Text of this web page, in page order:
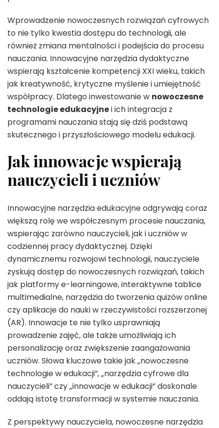
Wprowadzenie nowoczesnych rozwiązań cyfrowych
to nie tylko kwestia dostępu do technologii, ale
również zmiana mentalności i podejścia do procesu
nauczania. Innowacyjne narzędzia dydaktyczne
wspierają kształcenie kompetencji XXI wieku, takich
jak kreatywność, krytyczne myślenie i umiejętność
współpracy. Dlatego inwestowanie w nowoczesne
technologie edukacyjnei ich integracja z
programami nauczania stają się dziś podstawą
skutecznego i przyszłościowego modelu edukacji.
Jak innowacje wspierają
nauczycieli i uczniów
Innowacyjne narzędzia edukacyjne odgrywają coraz
większą rolę we współczesnym procesie nauczania,
wspierając zarówno nauczycieli, jak i uczniów w
codziennej pracy dydaktycznej. Dzięki
dynamicznemu rozwojowi technologii, nauczyciele
zyskują dostęp do nowoczesnych rozwiązań, takich
jak platformy e-learningowe, interaktywne tablice
multimedialne, narzędzia do tworzenia quizów online
czy aplikacje do nauki w rzeczywistości rozszerzonej
(AR). Innowacje te nie tylko usprawniają
prowadzenie zajęć, ale także umożliwiają ich
personalizację oraz zwiększenie zaangażowania
uczniów. Słowa kluczowe takie jak „nowoczesne
technologie w edukacji”, „narzędzia cyfrowe dla
nauczycieli” czy „innowacje w edukacji” doskonale
oddają istotę transformacji w systemie nauczania.
Z perspektywy nauczyciela, nowoczesne narzędzia